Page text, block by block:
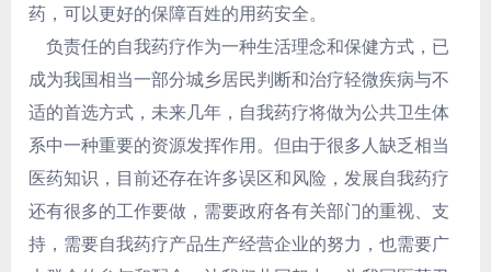
药，可以更好的保障百姓的用药安全。
负责任的自我药疗作为一种生活理念和保健方式，已
成为我国相当一部分城乡居民判断和治疗轻微疾病与不
适的首选方式，未来几年，自我药疗将做为公共卫生体
系中一种重要的资源发挥作用。但由于很多人缺乏相当
医药知识，目前还存在许多误区和风险，发展自我药疗
还有很多的工作要做，需要政府各有关部门的重视、支
持，需要自我药疗产品生产经营企业的努力，也需要广